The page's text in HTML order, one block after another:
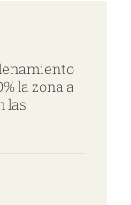
la zona a
las